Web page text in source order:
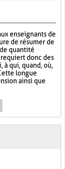
enseignants de
de résumer de
quantité
donc des
à qui, quand, où,
longue
ainsi que